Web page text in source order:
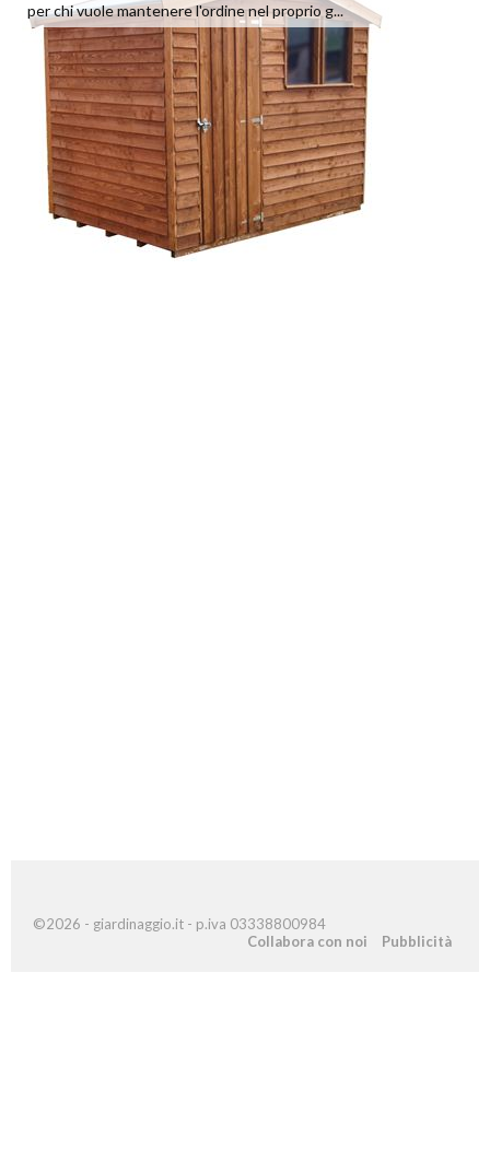
per chi vuole mantenere l'ordine nel proprio g...
©2026 - giardinaggio.it - p.iva 03338800984
Collabora con noi
Pubblicità